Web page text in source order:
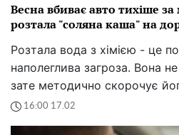
Весна вбиває авто тихіше
розтала "соляна каша" на
Розтала вода з хімією - це
наполеглива загроза. Вона
зате методично скорочує
16:00 17.02